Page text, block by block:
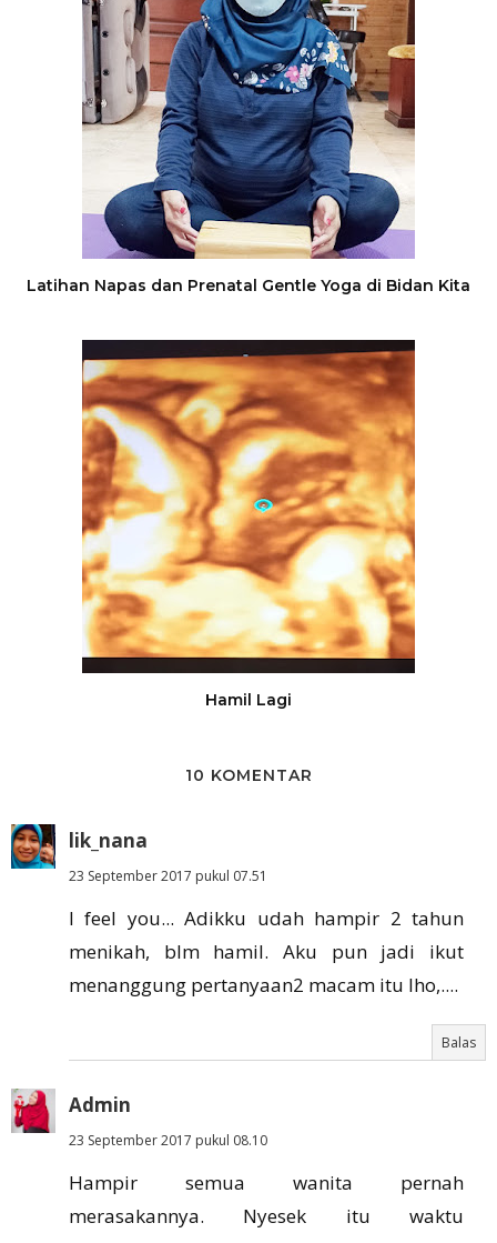
Latihan Napas dan Prenatal Gentle Yoga di Bidan Kita
Hamil Lagi
10 KOMENTAR
lik_nana
23 September 2017 pukul 07.51
I feel you... Adikku udah hampir 2 tahun
menikah, blm hamil. Aku pun jadi ikut
menanggung pertanyaan2 macam itu lho,....
Balas
Admin
23 September 2017 pukul 08.10
Hampir semua wanita pernah
merasakannya. Nyesek itu waktu